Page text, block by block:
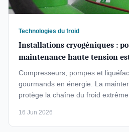
Technologies du froid
Installations cryogéniques :
maintenance haute tension
Compresseurs, pompes et
gourmands en énergie. La
protège la chaîne du froid
16 Jun 2026